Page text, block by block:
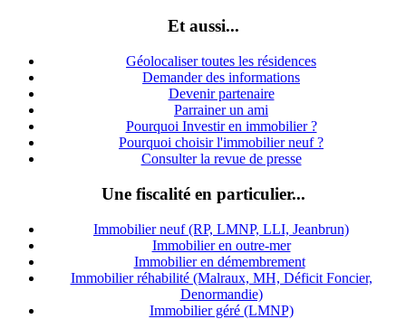
Et aussi...
Géolocaliser toutes les résidences
Demander des informations
Devenir partenaire
Parrainer un ami
Pourquoi Investir en immobilier ?
Pourquoi choisir l'immobilier neuf ?
Consulter la revue de presse
Une fiscalité en particulier...
Immobilier neuf (RP, LMNP, LLI, Jeanbrun)
Immobilier en outre-mer
Immobilier en démembrement
Immobilier réhabilité (Malraux, MH, Déficit Foncier,
Denormandie)
Immobilier géré (LMNP)